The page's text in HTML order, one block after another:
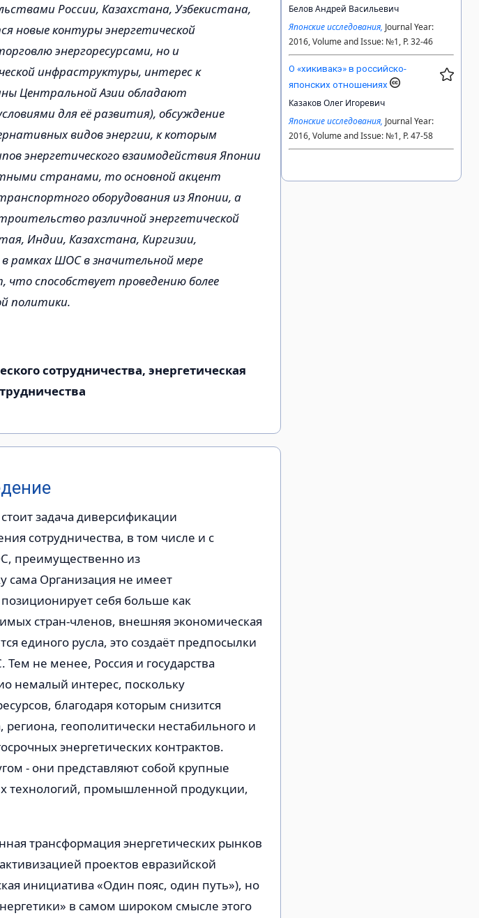
России, Казахстана, Узбекистана,
новые контуры энергетической
энергоресурсами, но и
инфраструктуры, интерес к
Центральной Азии обладают
для её развития), обсуждение
видов энергии, к которым
энергетического взаимодействия Японии
странами, то основной акцент
оборудования из Японии, а
различной энергетической
Индии, Казахстана, Киргизии,
рамках ШОС в значительной мере
способствует проведению более
политики.
сотрудничества, энергетическая
задача диверсификации
сотрудничества, в том числе и с
преимущественно из
сама Организация не имеет
себя больше как
стран-членов, внешняя экономическая
единого русла, это создаёт предпосылки
не менее, Россия и государства
немалый интерес, поскольку
благодаря которым снизится
региона, геополитически нестабильного и
энергетических контрактов.
- они представляют собой крупные
технологий, промышленной продукции,
трансформация энергетических рынков
проектов евразийской
инициатива «Один пояс, один путь»), но
в самом широком смысле этого
Белов Андрей Васильевич
Японские исследования, Journal Year:
2016, Volume and Issue: №1, P. 32-46
О «хикивакэ» в российско-
японских отношениях
Казаков Олег Игоревич
Японские исследования, Journal Year:
2016, Volume and Issue: №1, P. 47-58